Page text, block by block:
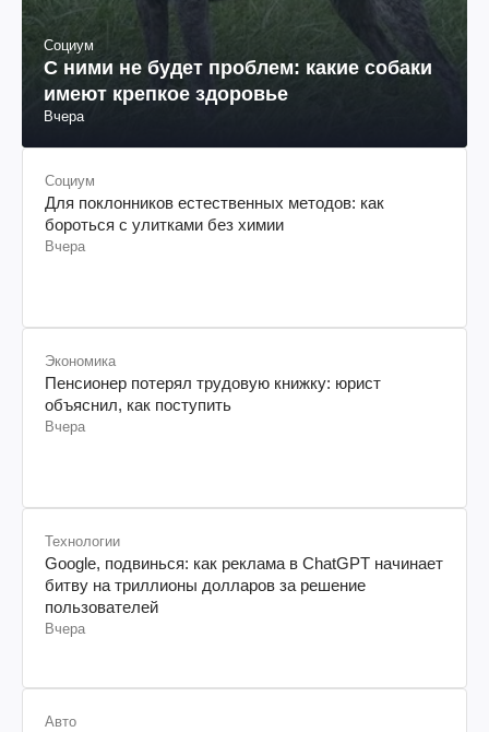
Социум
С ними не будет проблем: какие собаки
имеют крепкое здоровье
Вчера
Социум
Для поклонников естественных методов: как
бороться с улитками без химии
Вчера
Экономика
Пенсионер потерял трудовую книжку: юрист
объяснил, как поступить
Вчера
Технологии
Google, подвинься: как реклама в ChatGPT начинает
битву на триллионы долларов за решение
пользователей
Вчера
Авто